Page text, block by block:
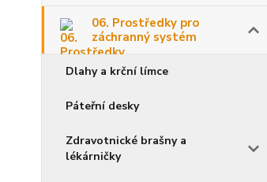
06. Prostředky pro
záchranný systém
Dlahy a krční límce
Páteřní desky
Zdravotnické brašny a
lékárničky